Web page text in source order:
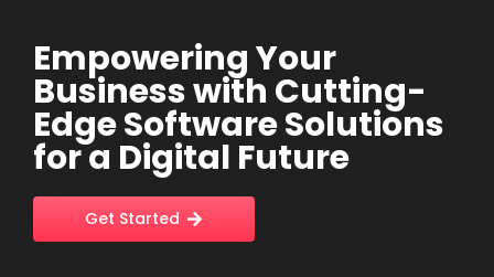
Empowering Your
Business with Cutting-
Edge Software Solutions
for a Digital Future
Get Started